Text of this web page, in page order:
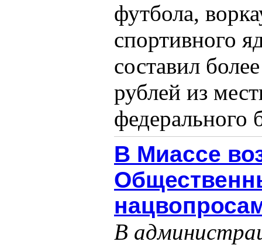
футбола,
спортивного
составил
рублей из
федерального
В Миассе
В